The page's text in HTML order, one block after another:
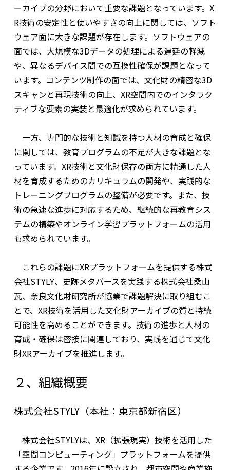
ーカイブの分野において重要な課題となっています。 X
R技術の安定性と使いやすさの向上に関しては、ソフト
ウェア面に大きな課題が存在します。ソフトウェアの
面では、大規模な3Dデータの処理による遅延の軽減
や、異なるデバイス間での互換性確保が課題となって
います。コンテンツ制作の面では、文化財の精密な3D
スキャンと再現技術の向上、 XR空間内でのインタラク
ティブな要素の実装と最適化が求められています。
一方、専門的な技術と知識を持つ人材の育成と確保
に関しては、教育プログラムの不足が大きな課題とな
っています。 XR技術と文化財保存の両方に精通した人
材を育成するためのカリキュラムの開発や、実践的な
トレーニングプログラムの整備が必要です。また、技
術の急速な進歩に対応するため、継続的な再教育シス
テムの構築やオンライン学習プラットフォームの活用
も求められています。
これらの課題にXRプラットフォームを提供する株式
会社STYLY、史跡メタバースを実践する株式会社桑山
瓦、奈良文化財研究所が協業で課題解決に取り組むこ
とで、 XR技術を活用した文化財アーカイブの質と持続
可能性を高めることができます。技術の進歩と人材の
育成・確保は密接に関連しており、実践を通じて文化
財XRアーカイブを推進します。
２、組織概要
株式会社STYLY（本社：東京都新宿区）
株式会社STYLYは、 XR（拡張現実）技術を活用した
「空間コンピューティング」プラットフォームを提供